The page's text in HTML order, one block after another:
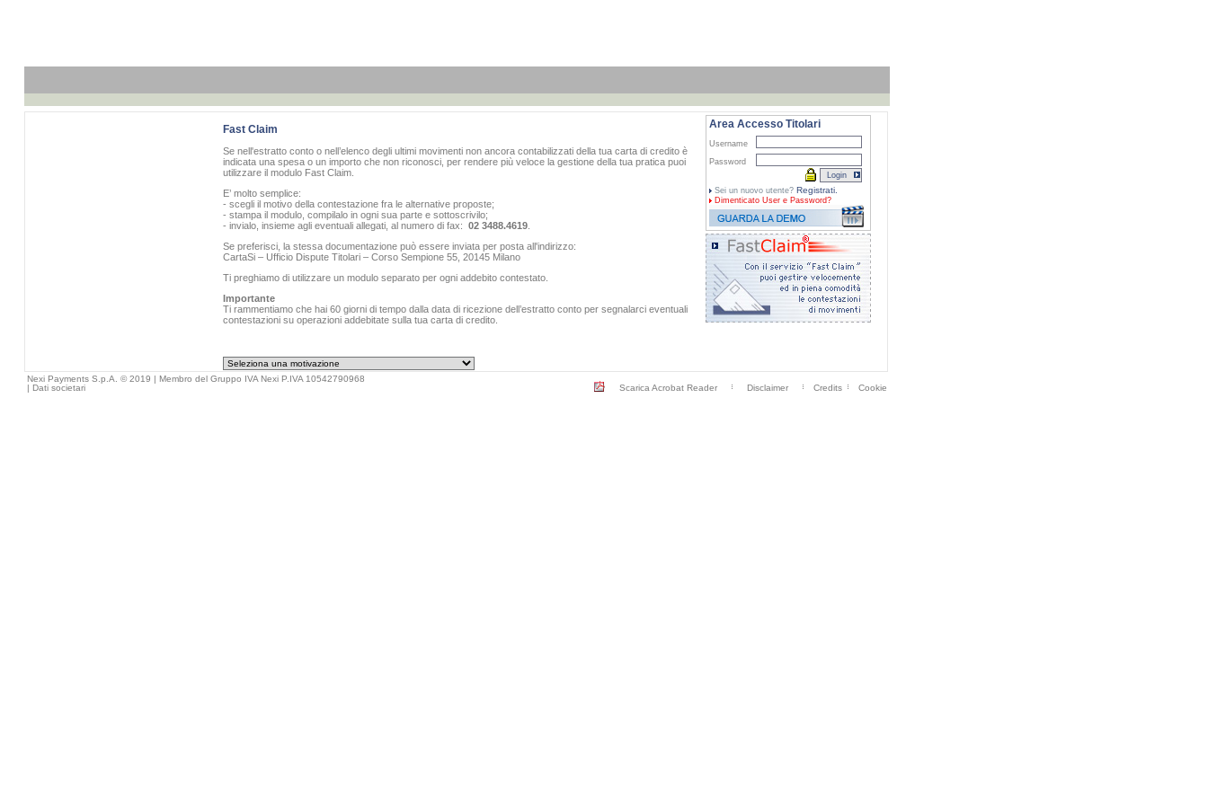
Fast Claim
Se nell'estratto conto o nell’elenco degli ultimi movimenti non ancora contabilizzati della tua carta di credito è
indicata una spesa o un importo che non riconosci, per rendere più veloce la gestione della tua pratica puoi
utilizzare il modulo Fast Claim.
E’ molto semplice:
- scegli il motivo della contestazione fra le alternative proposte;
- stampa il modulo, compilalo in ogni sua parte e sottoscrivilo;
- invialo, insieme agli eventuali allegati, al numero di fax: 02 3488.4619.
Se preferisci, la stessa documentazione può essere inviata per posta all'indirizzo:
CartaSi – Ufficio Dispute Titolari – Corso Sempione 55, 20145 Milano
Ti preghiamo di utilizzare un modulo separato per ogni addebito contestato.
Importante
Ti rammentiamo che hai 60 giorni di tempo dalla data di ricezione dell’estratto conto per segnalarci eventuali
contestazioni su operazioni addebitate sulla tua carta di credito.
Area Accesso Titolari
Username
Password
Sei un nuovo utente? Registrati.
Dimenticato User e Password?
Nexi Payments S.p.A. © 2019 | Membro del Gruppo IVA Nexi P.IVA 10542790968
| Dati societari Scarica Acrobat Reader Disclaimer Credits Cookie